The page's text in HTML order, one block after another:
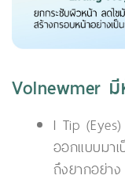
Volnewmer
I Tip
ออกแบบมา
ถึงยากอย่า